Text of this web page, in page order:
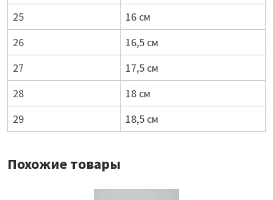
25
16 см
26
16,5 см
27
17,5 см
28
18 см
29
18,5 см
Похожие товары